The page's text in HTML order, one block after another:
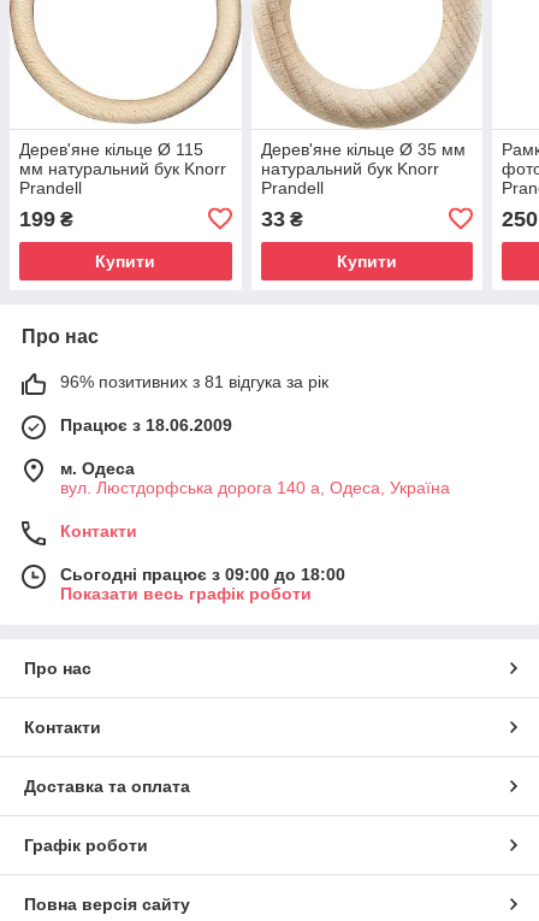
Дерев'яне кільце Ø 115
мм натуральний бук Knorr
Prandell
199 ₴
Купити
Дерев'яне кільце Ø 35 мм
натуральний бук Knorr
Prandell
33₴
Купити
250
Про нас
96% позитивних з 81 відгука за рік
Працює з 18.06.2009
м. Одеса
вул. Люстдорфська дорога 140 а, Одеса, Україна
Контакти
Сьогодні працює з 09:00 до 18:00
Показати весь графік роботи
Про нас
Контакти
Доставка та оплата
Графік роботи
Повна версія сайту